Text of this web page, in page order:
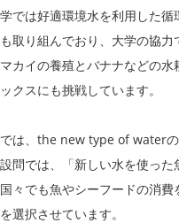
では好適環境水を利用した循
取り組んでおり、大学の協力
カイの養殖とバナナなどの水
クスにも挑戦しています。
は、the new type of waterの
問では、「新しい水を使っ
々でも魚やシーフードの消費
選択させています。